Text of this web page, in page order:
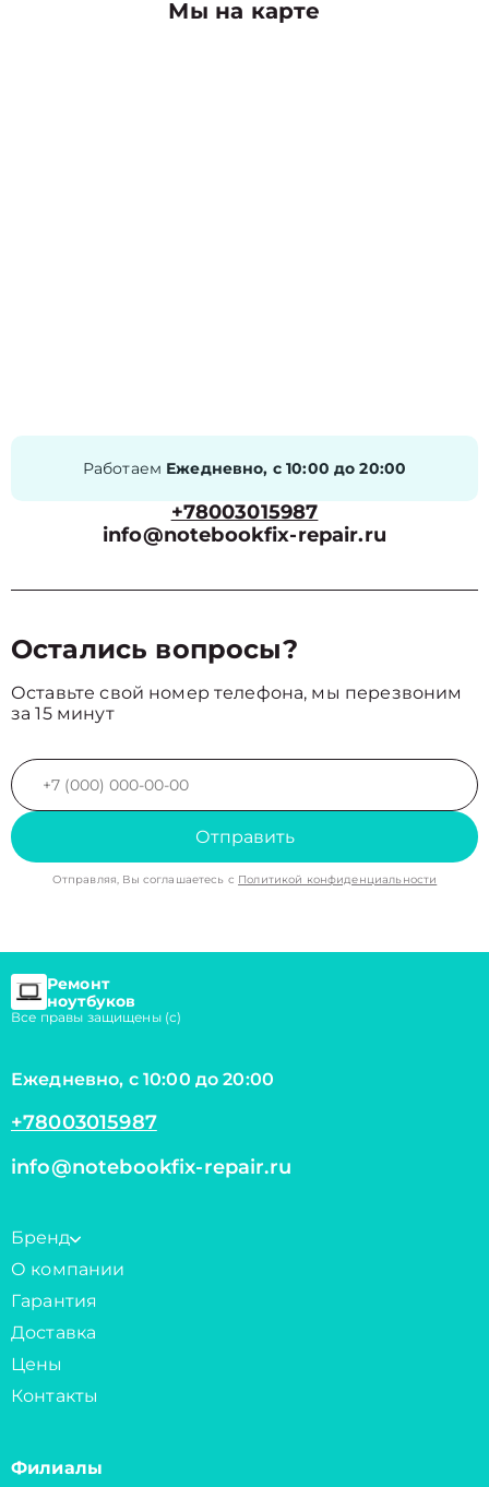
Мы на карте
Работаем Ежедневно, с 10:00 до 20:00
+78003015987
info@notebookfix-repair.ru
Остались вопросы?
Оставьте свой номер телефона, мы перезвоним
за 15 минут
Отправить
Отправляя, Вы соглашаетесь с Политикой конфиденциальности
Ремонт
ноутбуков
Все правы защищены (с)
Ежедневно, с 10:00 до 20:00
+78003015987
info@notebookfix-repair.ru
Бренд
О компании
Гарантия
Доставка
Цены
Контакты
Филиалы